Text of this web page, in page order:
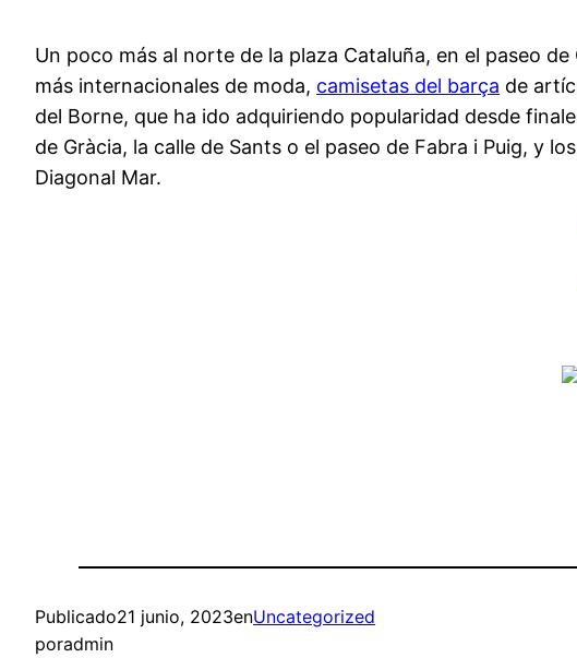
Un poco más al norte de la plaza Cataluña, en el paseo
más internacionales de moda, camisetas del barça de
del Borne, que ha ido adquiriendo popularidad desde
de Gràcia, la calle de Sants o el paseo de Fabra i Puig, y
Diagonal Mar.
Publicado21 junio, 2023enUncategorized
poradmin